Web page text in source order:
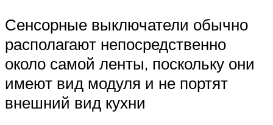
Сенсорные выключатели обычно
располагают непосредственно
около самой ленты, поскольку они
имеют вид модуля и не портят
внешний вид кухни